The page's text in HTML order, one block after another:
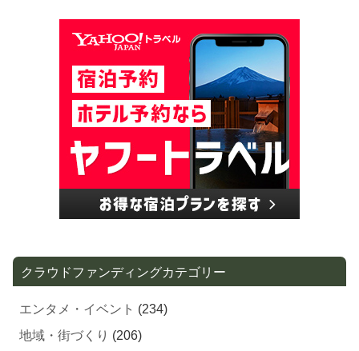
クラウドファンディングカテゴリー
エンタメ・イベント (234)
地域・街づくり (206)